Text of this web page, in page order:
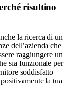
risultino
la ricerca di un
dell’azienda che
raggiungere un
sia funzionale per
soddisfatto
la tua